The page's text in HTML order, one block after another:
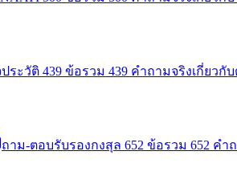
ระวัติ 439 ข้อรวม 439 คำถามจริงเกี่ยวกั
ถาม-ตอบรับรองกงสุล 652 ข้อรวม 652 คำ